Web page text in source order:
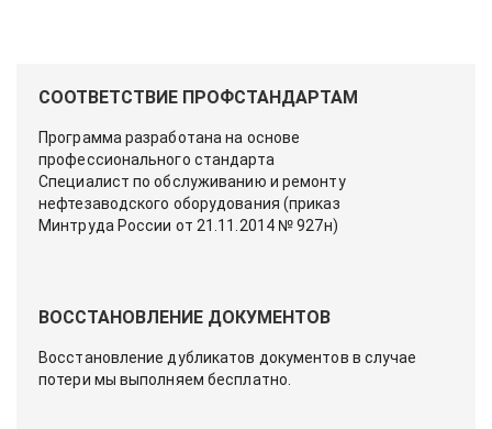
СООТВЕТСТВИЕ ПРОФСТАНДАРТАМ
Программа разработана на основе
профессионального стандарта
Специалист по обслуживанию и ремонту
нефтезаводского оборудования (приказ
Минтруда России от 21.11.2014 № 927н)
ВОССТАНОВЛЕНИЕ ДОКУМЕНТОВ
Восстановление дубликатов документов в случае
потери мы выполняем бесплатно.